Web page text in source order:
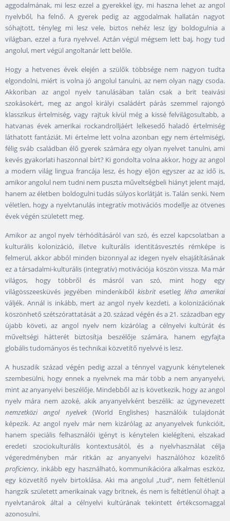
aggodalmának, mi lesz ezzel a gyerekkel így, mi haszna lehet az angol
nyelvből, ha felnő. A gyerek pedig az aggodalmak hallatán nagyot
sóhajtott, tényleg mi lesz vele, biztos nehéz lesz így boldogulnia a
világban, ezzel a fura nyelvvel. Aztán végül mégsem lett baj, hogy tud
angolul, mert végül angoltanár lett belőle.
Hogy a hetvenes évek elején a szülők többsége nem nagyon tudta
elgondolni, miért is volna jó angolul tanulni, az nem olyan nagy csoda.
Akkoriban az angol nyelv tanulásában talán csak a brit teaivási
szokásokért, meg az angol királyi családért párás szemmel rajongó
klasszikus értelmiség, vagy rajtuk kívül még a kissé felvilágosultabb, a
hatvanas évek amerikai rockandrolljáért lelkesedő haladó értelmiség
láthatott fantáziát. Mi értelme lett volna azonban egy nem értelmiségi,
félig sváb családban élő gyerek számára egy olyan nyelvet tanulni, ami
kevés gyakorlati haszonnal bírt? Ki gondolta volna akkor, hogy az angol
a modern világ lingua francája lesz, és hogy eljön egyszer az az idő is,
amikor angolul nem tudni nem puszta műveltségbeli hiányt jelent majd,
hanem az életben boldogulni tudás súlyos korlátját is. Talán senki. Nem
véletlen, hogy a nyelvtanulás integratív motivációs modellje az ötvenes
évek végén született meg.
Amikor az angol nyelv térhódításáról van szó, és ezzel kapcsolatban a
kulturális kolonizáció, illetve kulturális identitásvesztés rémképe is
felmerül, akkor abból minden bizonnyal az idegen nyelv elsajátításának
ez a társadalmi-kulturális (integratív) motivációja köszön vissza. Ma már
világos, hogy többről és másról van szó, mint hogy egy
világösszeesküvés jegyében mindenkiből kisbritesetleg léha amerikai
váljék. Annál is inkább, mert az angol nyelv kezdeti, a kolonizációnak
köszönhető szétszórattatását a 20. század végén és a 21. században egy
újabb követi, az angol nyelv nem kizárólag a célnyelvi kultúrát és
műveltségi hátterét biztosítja beszélője számára, hanem egyfajta
globális tudományos és technikai közvetítő nyelvvé is lesz.
A huszadik század végén pedig azzal a ténnyel vagyunk kénytelenek
szembesülni, hogy ennek a nyelvnek ma már több a nem anyanyelvi,
mint az anyanyelvi beszélője. Mindebből az is következik, hogy az angol
nyelv mára nem azoké, akik anyanyelvként beszélik: az úgynevezett
nemzetközi angol nyelvek(World Englishes) használóik tulajdonát
képezik. Az angol nyelv már nem kizárólag az anyanyelvek funkcióit,
hanem speciális felhasználói igényt is kénytelen kielégíteni, elszakad
eredeti szociokulturális kontextusától, és a nyelvhasználat célja
végeredményben már ritkán az anyanyelvi használóhoz közelítő
proficiency, inkább egy használható, kommunikációra alkalmas eszköz,
egy közvetítő nyelv birtoklása. Aki ma angolul „tud”, nem feltétlenül
hangzik született amerikainak vagy britnek, és nem is feltétlenül óhajt a
nyelvtanárok által a célnyelvi kultúrának tekintett értékcsomaggal
azonosulni.